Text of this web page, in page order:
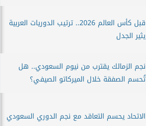
قبل كأس العالم 2026.. ترتيب الدوريات العربية
يثير الجدل
نجم الزمالك يقترب من نيوم السعودي.. هل
تُحسم الصفقة خلال الميركاتو الصيفي؟
الاتحاد يحسم التعاقد مع نجم الدوري السعودي